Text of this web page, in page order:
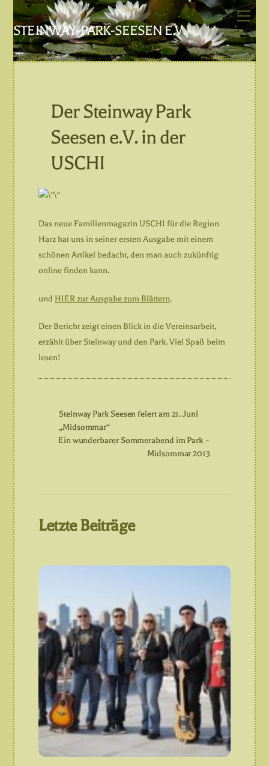
contentSTEINWAY-PARK-SEESEN E.V.
Der Steinway Park
Seesen e.V. in der
USCHI
Das neue Familienmagazin USCHI für die Region
Harz hat uns in seiner ersten Ausgabe mit einem
schönen Artikel bedacht, den man auch zukünftig
online finden kann.
und HIER zur Ausgabe zum Blättern.
Der Bericht zeigt einen Blick in die Vereinsarbeit,
erzählt über Steinway und den Park. Viel Spaß beim
lesen!
Steinway Park Seesen feiert am 21. Juni
„Midsommar“
Ein wunderbarer Sommerabend im Park –
Midsommar 2013
Letzte Beiträge